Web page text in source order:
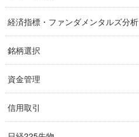
経済指標・ファンダメンタルズ分析
銘柄選択
資金管理
信用取引